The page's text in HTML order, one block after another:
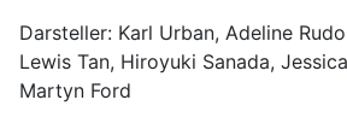
Darsteller: Karl Urban, Adeline
Lewis Tan, Hiroyuki Sanada,
Martyn Ford